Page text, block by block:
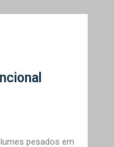
pesados em